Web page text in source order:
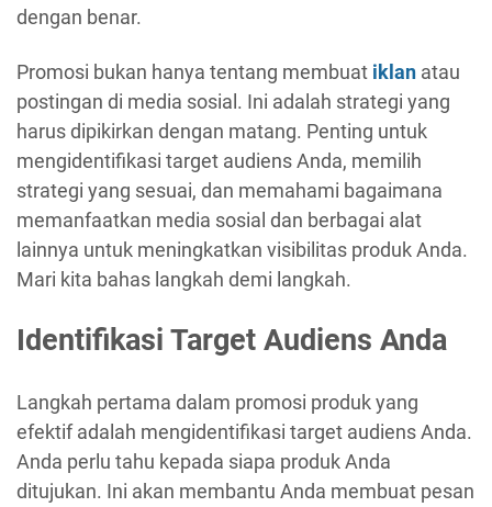
dengan benar.
Promosi bukan hanya tentang membuat iklan atau
postingan di media sosial. Ini adalah strategi yang
harus dipikirkan dengan matang. Penting untuk
mengidentifikasi target audiens Anda, memilih
strategi yang sesuai, dan memahami bagaimana
memanfaatkan media sosial dan berbagai alat
lainnya untuk meningkatkan visibilitas produk Anda.
Mari kita bahas langkah demi langkah.
Identifikasi Target Audiens Anda
Langkah pertama dalam promosi produk yang
efektif adalah mengidentifikasi target audiens Anda.
Anda perlu tahu kepada siapa produk Anda
ditujukan. Ini akan membantu Anda membuat pesan